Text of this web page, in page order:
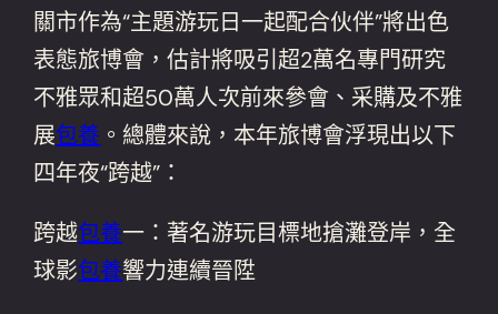
關市作為“主題游玩日一起配合伙伴”將出色
表態旅博會，估計將吸引超2萬名專門研究
不雅眾和超50萬人次前來參會、采購及不雅
展包養 。總體來說，本年旅博會浮現出以下
四年夜“跨越”：
跨越包養一：著名游玩目標地搶灘登岸，全
球影包養響力連續晉陞